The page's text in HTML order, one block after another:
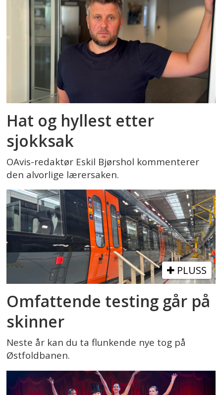
Hat og hyllest etter
sjokksak
OAvis-redaktør Eskil Bjørshol kommenterer
den alvorlige lærersaken.
PLUSS
Omfattende testing går på
skinner
Neste år kan du ta flunkende nye tog på
Østfoldbanen.